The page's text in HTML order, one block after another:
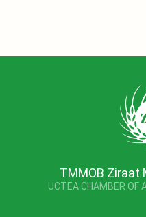
TMMOB Ziraat
UCTEA CHAMBER OF